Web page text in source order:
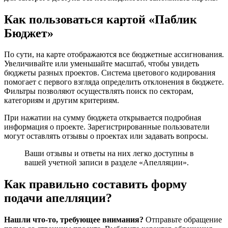
Как пользоваться картой «Паблик
Бюджет»
По сути, на карте отображаются все бюджетные ассигнования.
Увеличивайте или уменьшайте масштаб, чтобы увидеть
бюджеты разных проектов. Система цветового кодирования
помогает с первого взгляда определить отклонения в бюджете.
Фильтры позволяют осуществлять поиск по секторам,
категориям и другим критериям.
При нажатии на сумму бюджета открывается подробная
информация о проекте. Зарегистрированные пользователи
могут оставлять отзывы о проектах или задавать вопросы.
Ваши отзывы и ответы на них легко доступны в
вашей учетной записи в разделе «Апелляции».
Как правильно составить форму
подачи апелляции?
Нашли что-то, требующее внимания? Отправьте обращение